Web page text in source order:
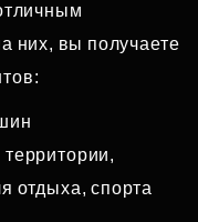
них, вы получаете
отдыха, спорта